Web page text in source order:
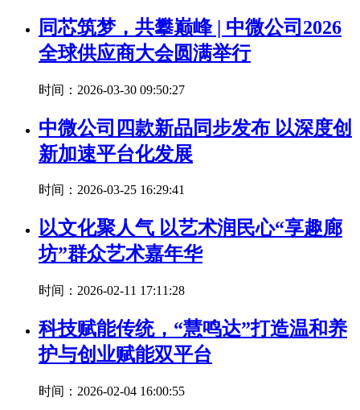
同芯筑梦，共攀巅峰 | 中微公司2026
全球供应商大会圆满举行
时间：2026-03-30 09:50:27
中微公司四款新品同步发布 以深度创
新加速平台化发展
时间：2026-03-25 16:29:41
以文化聚人气 以艺术润民心“享趣廊
坊”群众艺术嘉年华
时间：2026-02-11 17:11:28
科技赋能传统，“慧鸣达”打造温和养
护与创业赋能双平台
时间：2026-02-04 16:00:55